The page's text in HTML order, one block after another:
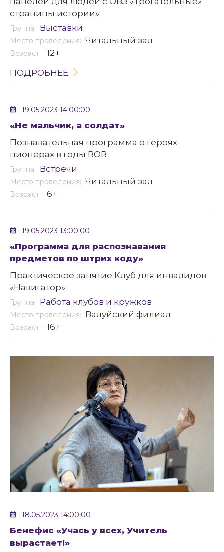
страницы истории».
Группа: Выставки
Место проведения: Читальный зал
Возраст : 12+
ПОДРОБНЕЕ
19.05.2023 14:00:00
«Не мальчик, а солдат»
Познавательная программа о героях-
пионерах в годы ВОВ
Группа: Встречи
Место проведения: Читальный зал
Возраст : 6+
19.05.2023 13:00:00
«Программа для распознавания
предметов по штрих коду»
Практическое занятие Клуб для инвалидов
«Навигатор»
Группа: Работа клубов и кружков
Место проведения: Валуйский филиал
Возраст : 16+
18.05.2023 14:00:00
Бенефис «Учась у всех, Учитель
вырастает!»